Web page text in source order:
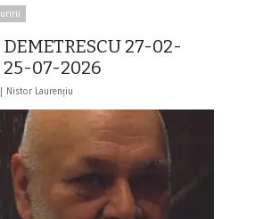
27-02-
25-07-2026
Nistor Laurențiu